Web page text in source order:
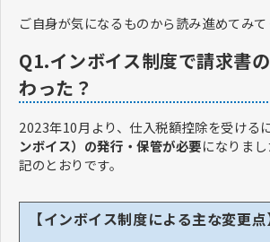
ご自身が気になるものから読み進めてみて
Q1.インボイス制度で請求書
わった？
2023年10月より、仕入税額控除を受ける
ンボイス）の発行・保管が必要になりま
記のとおりです。
【インボイス制度による主な変更点